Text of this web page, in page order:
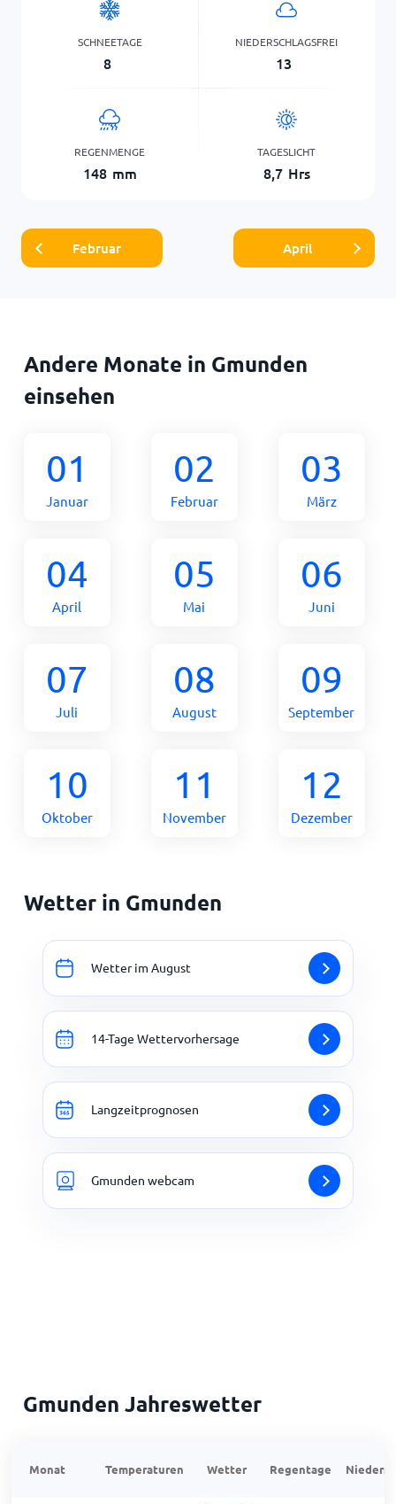
SCHNEETAGE
8
NIEDERSCHLAGSFREI
13
REGENMENGE
148 mm
TAGESLICHT
8,7 Hrs
Februar April
Andere Monate in Gmunden
einsehen
01
Januar
02
Februar
03
März
04
April
05
Mai
06
Juni
07
Juli
08
August
09
September
10
Oktober
11
November
12
Dezember
Wetter in Gmunden
Wetter im August
14-Tage Wettervorhersage
Langzeitprognosen
Gmunden webcam
Gmunden Jahreswetter
Monat Temperaturen Wetter Regentage